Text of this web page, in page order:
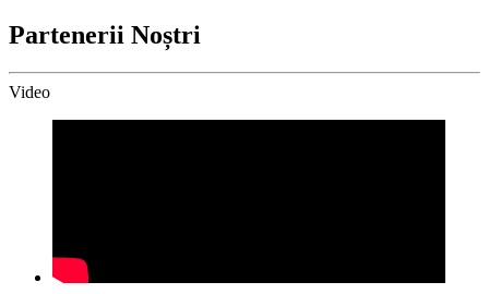
Partenerii Noștri
Video